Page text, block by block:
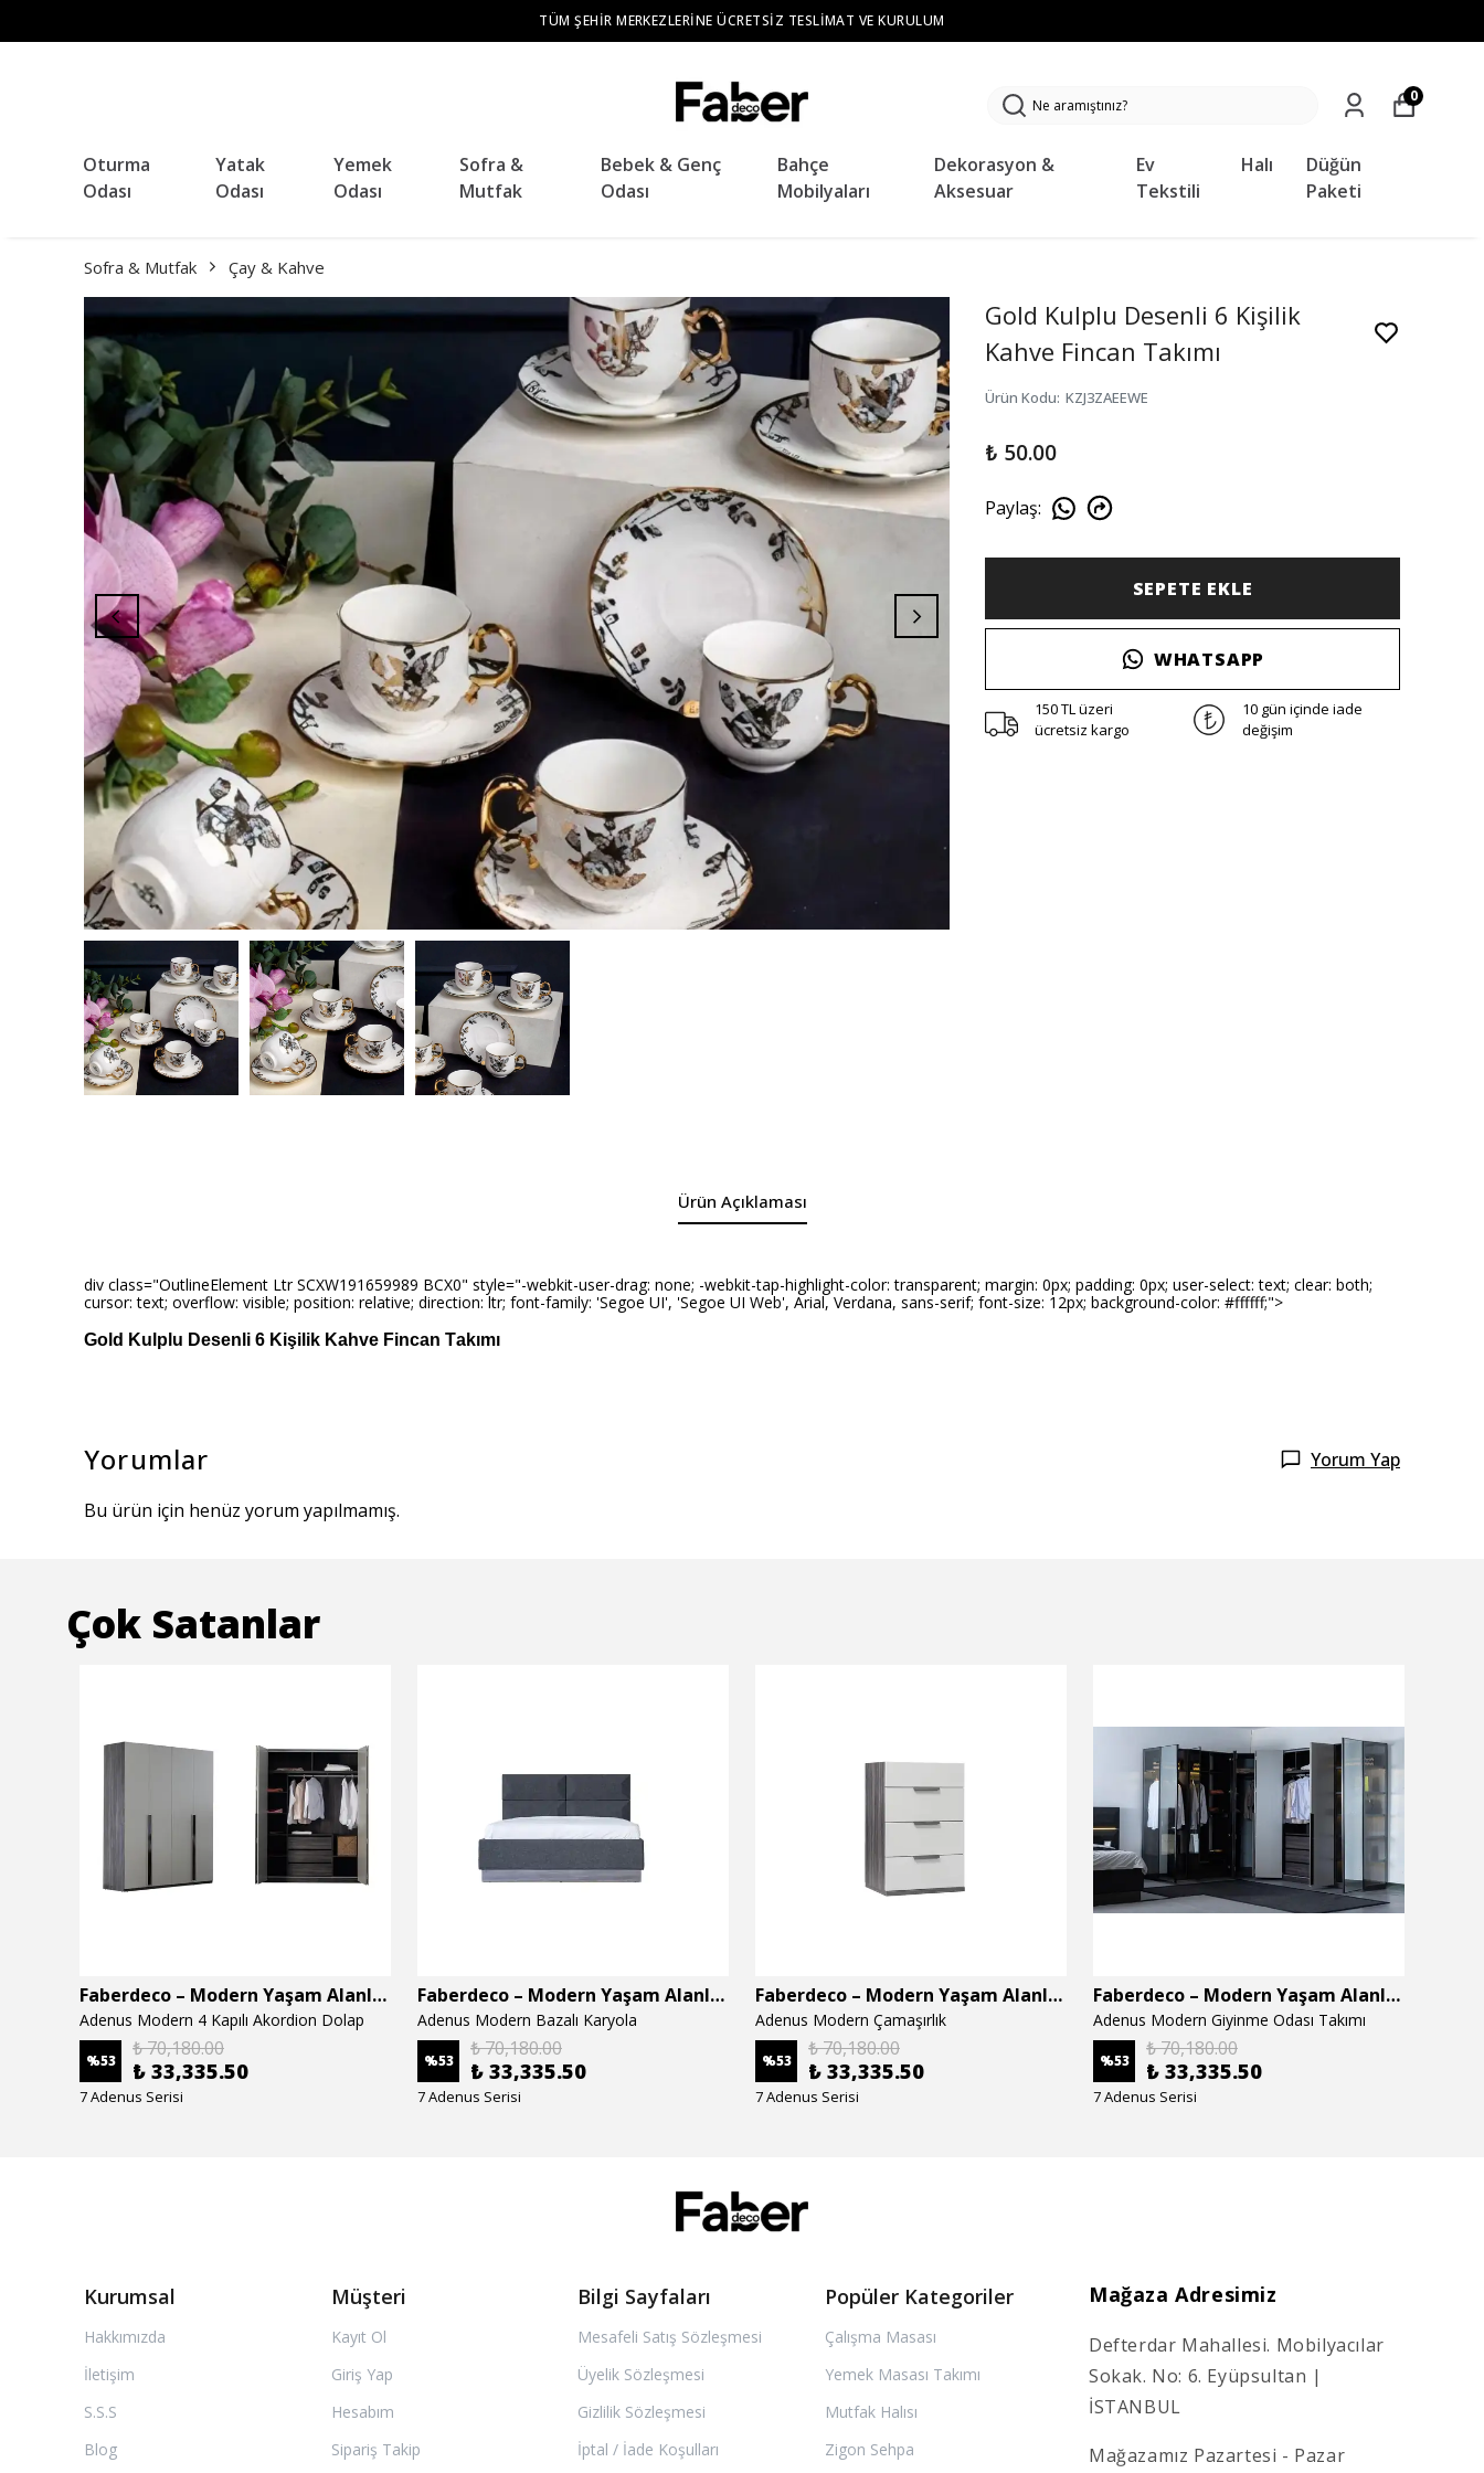
TÜM ŞEHIR MERKEZLERINE ÜCRETSIZ TESLIMAT VE KURULUM
Oturma
Odası
Yatak
Odası
Yemek
Odası
Sofra &
Mutfak
Bebek & Genç
Odası
Bahçe
Mobilyaları
Dekorasyon &
Aksesuar
Ev
Tekstili
Halı
Düğün
Paketi
0
Sofra & Mutfak Çay & Kahve
Gold Kulplu Desenli 6 Kişilik
Kahve Fincan Takımı
Ürün Kodu: KZJ3ZAEEWE
₺ 50.00
Paylaş:
SEPETE EKLE
WHATSAPP
150 TL üzeri
ücretsiz kargo
10 gün içinde iade
değişim
Ürün Açıklaması
div class="OutlineElement Ltr SCXW191659989 BCX0" style="-webkit-user-drag: none; -webkit-tap-highlight-color: transparent; margin: 0px; padding: 0px; user-select: text; clear: both;
cursor: text; overflow: visible; position: relative; direction: ltr; font-family: 'Segoe UI', 'Segoe UI Web', Arial, Verdana, sans-serif; font-size: 12px; background-color: #ffffff;">
Gold Kulplu Desenli 6 Kişilik Kahve Fincan Takımı
Yorumlar Yorum Yap
Bu ürün için henüz yorum yapılmamış.
Çok Satanlar
Faberdeco – Modern Yaşam Alanları İçin Özel Tasarım Mobilyalar
Adenus Modern 4 Kapılı Akordion Dolap
%53
₺ 70,180.00
₺ 33,335.50
7 Adenus Serisi
Faberdeco – Modern Yaşam Alanları İçin Özel Tasarım Mobilyalar
Adenus Modern Bazalı Karyola
%53
₺ 70,180.00
₺ 33,335.50
7 Adenus Serisi
Faberdeco – Modern Yaşam Alanları İçin Özel Tasarım Mobilyalar
Adenus Modern Çamaşırlık
%53
₺ 70,180.00
₺ 33,335.50
7 Adenus Serisi
Faberdeco – Modern Yaşam Alanları İçin Özel Tasarım Mobilyalar
Adenus Modern Giyinme Odası Takımı
%53
₺ 70,180.00
₺ 33,335.50
7 Adenus Serisi
Kurumsal
Hakkımızda
İletişim
S.S.S
Blog
Müşteri
Kayıt Ol
Giriş Yap
Hesabım
Sipariş Takip
Bilgi Sayfaları
Mesafeli Satış Sözleşmesi
Üyelik Sözleşmesi
Gizlilik Sözleşmesi
İptal / İade Koşulları
Popüler Kategoriler
Çalışma Masası
Yemek Masası Takımı
Mutfak Halısı
Zigon Sehpa
Mağaza Adresimiz
Defterdar Mahallesi. Mobilyacılar
Sokak. No: 6. Eyüpsultan |
İSTANBUL
Mağazamız Pazartesi - Pazar